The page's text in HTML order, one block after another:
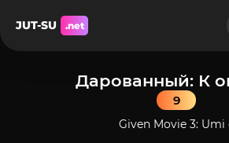
JUT-SU .net
Дарованный: К
9
Given Movie 3: Umi